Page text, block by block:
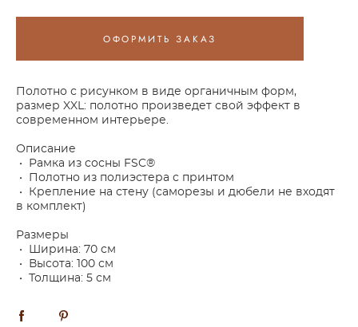
ОФОРМИТЬ ЗАКАЗ
Полотно с рисунком в виде органичным форм,
размер XXL: полотно произведет свой эффект в
современном интерьере.
Описание
• Рамка из сосны FSC®
• Полотно из полиэстера с принтом
• Крепление на стену (саморезы и дюбели не входят
в комплект)
Размеры
• Ширина: 70 см
• Высота: 100 см
• Толщина: 5 см